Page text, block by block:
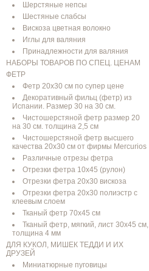
Шерстяные непсы
Шестяные слабсы
Вискоза цветная волокно
Иглы для валяния
Принадлежности для валяния
НАБОРЫ ТОВАРОВ ПО СПЕЦ. ЦЕНАМ
ФЕТР
Фетр 20х30 см по супер цене
Декоративный фильц (фетр) из
Испании. Размер 30 на 30 см.
Чистошерстяной фетр размер 20
на 30 см. толщина 2,5 см
Чистошерстяной фетр высшего
качества 20х30 см от фирмы Mercurios
Различные отрезы фетра
Отрезки фетра 10х45 (рулон)
Отрезки фетра 20х30 вискоза
Отрезки фетра 20х30 полиэстр с
клеевым слоем
Тканый фетр 70х45 см
Тканый фетр, мягкий, лист 30х45 см,
толщина 4 мм
ДЛЯ КУКОЛ, МИШЕК ТЕДДИ И ИХ
ДРУЗЕЙ
Миниатюрные пуговицы